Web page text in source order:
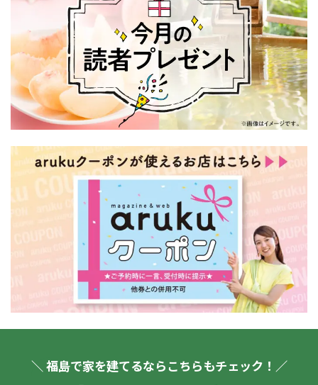
＼ 福島で家を建てるならこちらもチェック！／